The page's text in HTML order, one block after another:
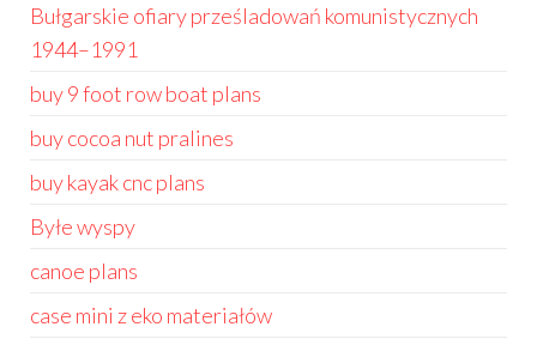
Bułgarskie ofiary prześladowań komunistycznych
1944–1991
buy 9 foot row boat plans
buy cocoa nut pralines
buy kayak cnc plans
Byłe wyspy
canoe plans
case mini z eko materiałów